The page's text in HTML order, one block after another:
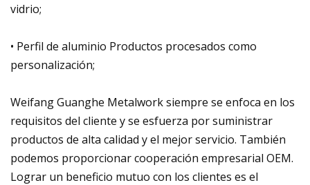
vidrio;
• Perfil de aluminio Productos procesados ​​como
personalización;
Weifang Guanghe Metalwork siempre se enfoca en los
requisitos del cliente y se esfuerza por suministrar
productos de alta calidad y el mejor servicio. También
podemos proporcionar cooperación empresarial OEM.
Lograr un beneficio mutuo con los clientes es el